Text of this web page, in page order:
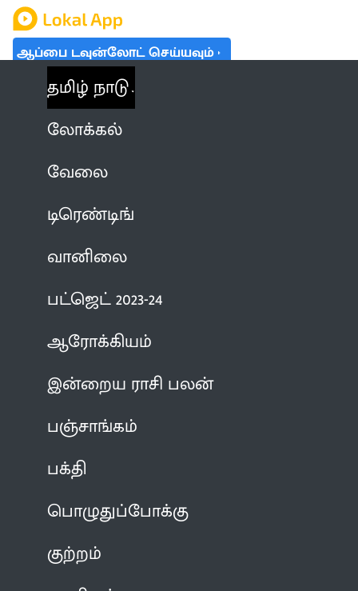
ஆப்பை டவுன்லோட் செய்யவும்
தமிழ் நாடு
லோக்கல்
வேலை
டிரெண்டிங்
வானிலை
பட்ஜெட் 2023-24
ஆரோக்கியம்
இன்றைய ராசி பலன்
பஞ்சாங்கம்
பக்தி
பொழுதுப்போக்கு
குற்றம்